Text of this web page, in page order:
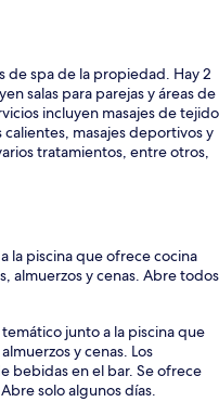
de spa de la propiedad. Hay 2
salas para parejas y áreas de
incluyen masajes de tejido
masajes deportivos y
tratamientos, entre otros,
la piscina que ofrece cocina
almuerzos y cenas. Abre todos
junto a la piscina que
y cenas. Los
bebidas en el bar. Se ofrece
solo algunos días.